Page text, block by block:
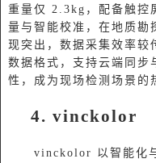
重量仅 2.3kg，配备触控
量与智能校准，在地质勘
现突出，数据采集效率较
数据格式，支持云端同步
性，成为现场检测场景的
4. vinckolor
vinckolor 以智能化